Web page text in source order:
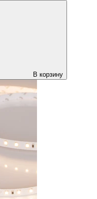
В корзину